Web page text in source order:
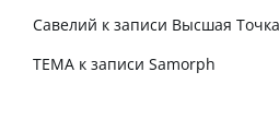
Савелий к записи Высшая Точка
TEMA к записи Samorph